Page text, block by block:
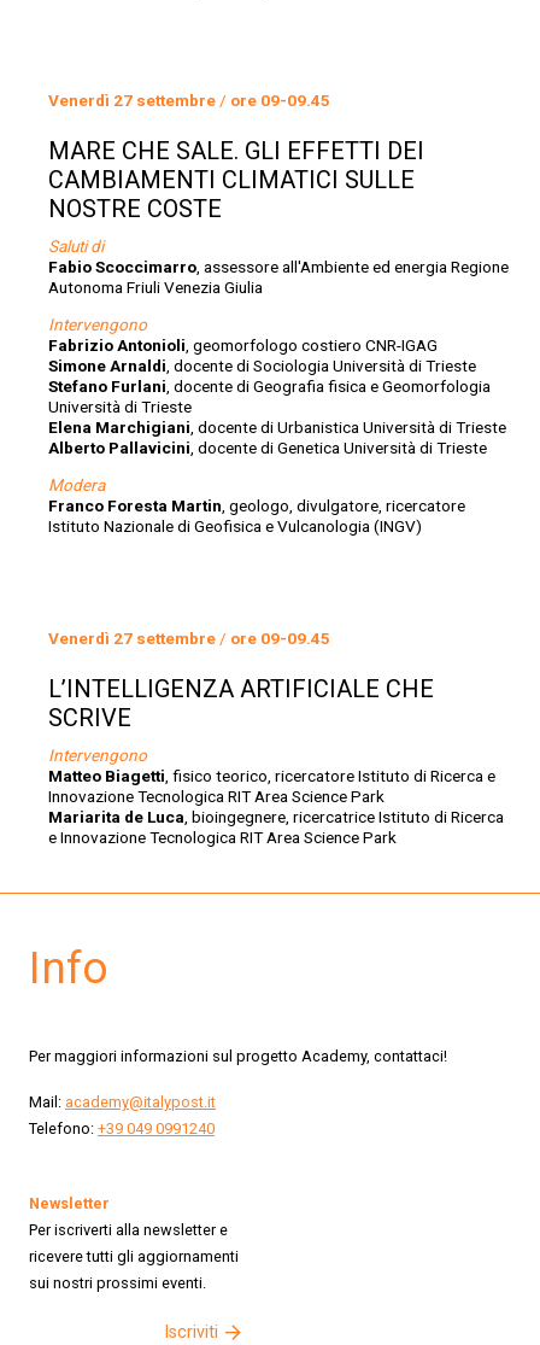
Venerdì 27 settembre / ore 09-09.45
MARE CHE SALE. GLI EFFETTI DEI
CAMBIAMENTI CLIMATICI SULLE
NOSTRE COSTE
Saluti di
Fabio Scoccimarro , assessore all'Ambiente ed energia Regione
Autonoma Friuli Venezia Giulia
Intervengono
Fabrizio Antonioli , geomorfologo costiero CNR-IGAG
Simone Arnaldi , docente di Sociologia Università di Trieste
Stefano Furlani , docente di Geografia fisica e Geomorfologia
Università di Trieste
Elena Marchigiani , docente di Urbanistica Università di Trieste
Alberto Pallavicini , docente di Genetica Università di Trieste
Modera
Franco Foresta Martin , geologo, divulgatore, ricercatore
Istituto Nazionale di Geofisica e Vulcanologia (INGV)
Venerdì 27 settembre / ore 09-09.45
L’INTELLIGENZA ARTIFICIALE CHE
SCRIVE
Intervengono
Matteo Biagetti , fisico teorico, ricercatore Istituto di Ricerca e
Innovazione Tecnologica RIT Area Science Park
Mariarita de Luca , bioingegnere, ricercatrice Istituto di Ricerca
e Innovazione Tecnologica RIT Area Science Park
Info
Per maggiori informazioni sul progetto Academy, contattaci!
Mail: academy@italypost.it
Telefono: +39 049 0991240
Newsletter
Per iscriverti alla newsletter e
ricevere tutti gli aggiornamenti
sui nostri prossimi eventi.
Iscriviti